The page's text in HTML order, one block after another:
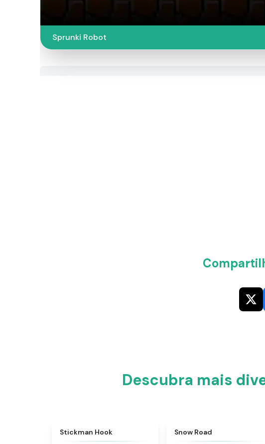
Sprunki Robot
Descubra mais
Stickman Hook Snow Road